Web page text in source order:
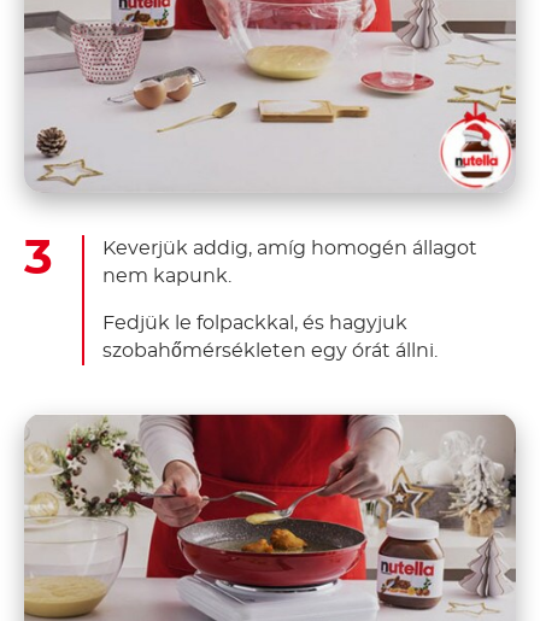
Keverjük addig, amíg homogén állagot
nem kapunk.
Fedjük le folpackkal, és hagyjuk
szobahőmérsékleten egy órát állni.